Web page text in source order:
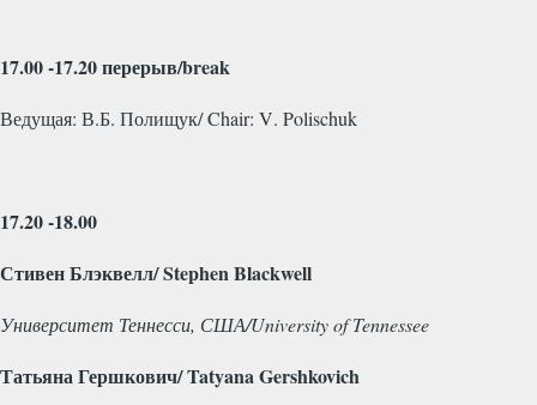
17.00 -17.20 перерыв/break
Ведущая: В.Б. Полищук/Chair: V. Polischuk
17.20 -18.00
Стивен Блэквелл/ Stephen Blackwell
Университет Теннесси, США/Universityof Tennessee
Татьяна Гершкович/TatyanaGershkovich